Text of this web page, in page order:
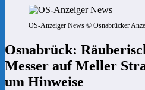
OS-Anzeiger News © Osnabrücker
Osnabrück:
Messer auf Meller
um Hinweise